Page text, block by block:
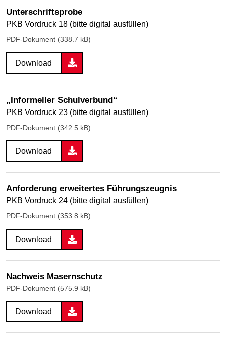
Unterschriftsprobe
PKB Vordruck 18 (bitte digital ausfüllen)
PDF-Dokument (338.7 kB)
Download
„Informeller Schulverbund“
PKB Vordruck 23 (bitte digital ausfüllen)
PDF-Dokument (342.5 kB)
Download
Anforderung erweitertes Führungszeugnis
PKB Vordruck 24 (bitte digital ausfüllen)
PDF-Dokument (353.8 kB)
Download
Nachweis Masernschutz
PDF-Dokument (575.9 kB)
Download